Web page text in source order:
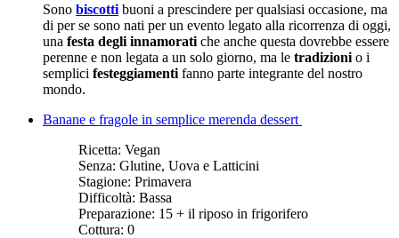
Sono biscotti buoni a prescindere per qualsiasi occasione, ma
di per se sono nati per un evento legato alla ricorrenza di oggi,
una festa degli innamorati che anche questa dovrebbe essere
perenne e non legata a un solo giorno, ma le tradizioni o i
semplici festeggiamenti fanno parte integrante del nostro
mondo.
Banane e fragole in semplice merenda dessert
Ricetta: Vegan
Senza: Glutine, Uova e Latticini
Stagione: Primavera
Difficoltà: Bassa
Preparazione: 15 + il riposo in frigorifero
Cottura: 0